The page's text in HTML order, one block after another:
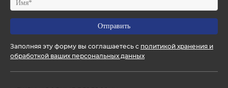
Заполняя эту форму вы соглашаетесь с политикой хранения и
обработкой ваших персональных данных